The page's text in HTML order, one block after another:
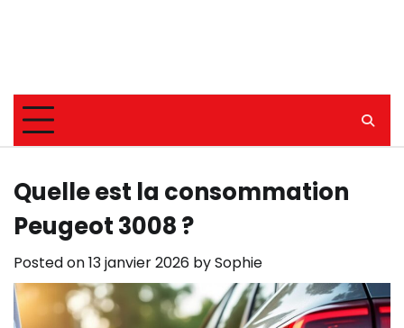
Quelle est la consommation
Peugeot 3008 ?
Posted on13 janvier 2026 bySophie